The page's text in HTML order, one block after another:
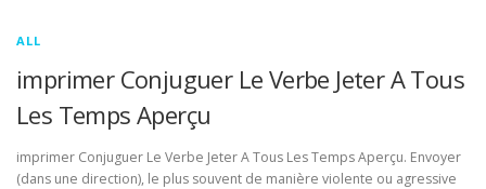
ALL
imprimer Conjuguer Le Verbe Jeter A Tous
Les Temps Aperçu
imprimer Conjuguer Le Verbe Jeter A Tous Les Temps Aperçu. Envoyer
(dans une direction), le plus souvent de manière violente ou agressive